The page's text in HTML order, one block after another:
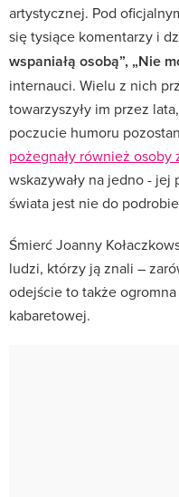
artystycznej. Pod
się tysiące komentarzy i
wspaniałą osobą”, „Nie
internauci. Wielu z nich
towarzyszyły im przez
poczucie humoru
pożegnały również
wskazywały na jedno -
świata jest nie do
Śmierć Joanny
ludzi, którzy ją znali –
odejście to także
kabaretowej.